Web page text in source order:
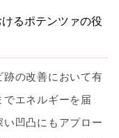
るポテンツァの役
の改善において有
エネルギーを届
凹凸にもアプロー